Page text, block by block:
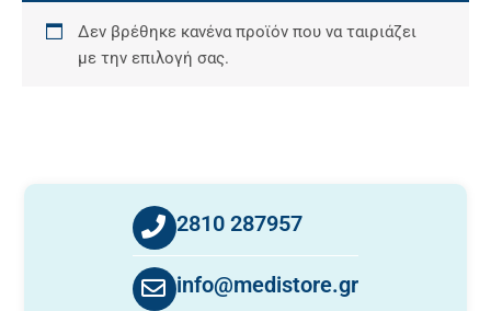
Δεν βρέθηκε κανένα προϊόν που να ταιριάζει
με την επιλογή σας.
2810 287957
info@medistore.gr